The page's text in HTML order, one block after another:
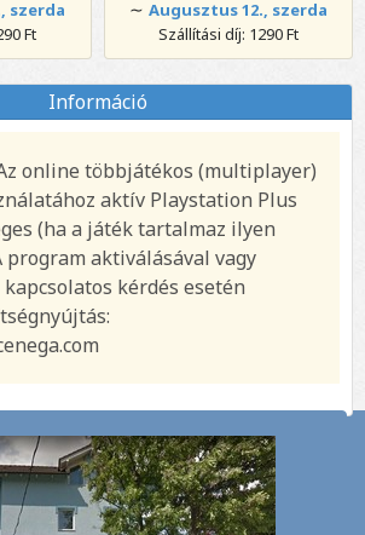
szerda
Ft
∼ Augusztus 12., szerda
Szállítási díj: 1290 Ft
Információ
online többjátékos (multiplayer)
aktív Playstation Plus
(ha a játék tartalmaz ilyen
program aktiválásával vagy
kérdés esetén